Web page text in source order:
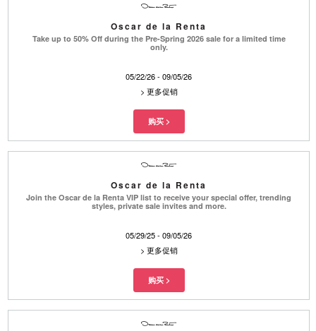
Oscar de la Renta
Take up to 50% Off during the Pre-Spring 2026 sale for a limited time
only.
05/22/26 - 09/05/26
> 更多促销
Oscar de la Renta
Join the Oscar de la Renta VIP list to receive your special offer, trending
styles, private sale invites and more.
05/29/25 - 09/05/26
> 更多促销